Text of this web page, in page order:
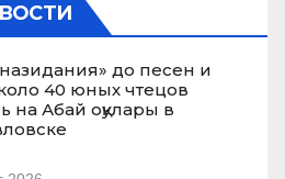
до песен и
40 юных чтецов
на Абай оқулары в